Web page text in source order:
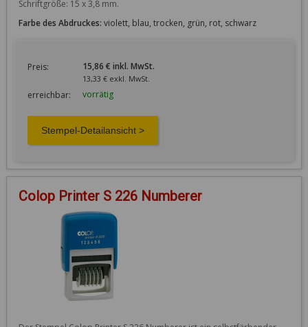
Schriftgröße: 15 x 3,8 mm.
Farbe des Abdruckes: violett, blau, trocken, grün, rot, schwarz
Preis: 15,86 € inkl. MwSt.
13,33 € exkl. MwSt.
erreichbar: vorrätig
Colop Printer S 226 Numberer